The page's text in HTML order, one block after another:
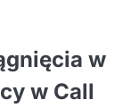
w
w Call